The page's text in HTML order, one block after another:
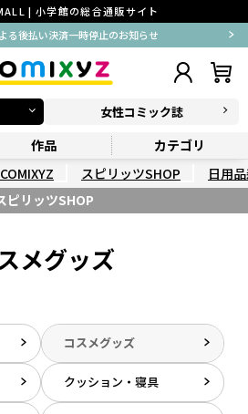
| 小学館の総合通販サイト
る後払い決済一時停止のお知らせ
女性コミック誌
作品
カテゴリ
COMIXYZ スピリッツSHOP
日用
ピリッツSHOP
メグッズ
コスメグッズ
クッション・寝具